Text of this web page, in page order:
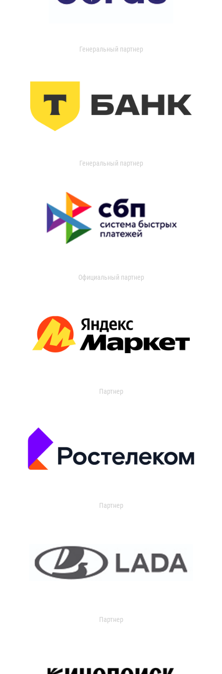
Генеральный партнер
Генеральный партнер
Официальный партнер
Партнер
Партнер
Партнер